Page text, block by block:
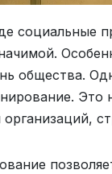
социальные
общества.
организаций,